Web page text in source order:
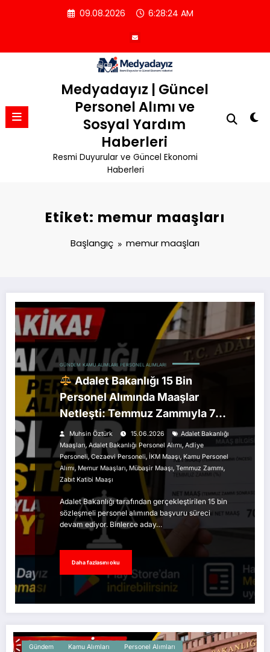
09.08.2026 6:28:24 AM
Medyadayız | Güncel
Personel Alımı ve
Sosyal Yardım
Haberleri
Resmi Duyurular ve Güncel Ekonomi
Haberleri
Etiket: memur maaşları
Başlangıç memur maaşları
GÜNDEM KAMU ALIMLARI PERSONEL ALIMLARI
Adalet Bakanlığı 15 Bin
Personel Alımında Maaşlar
Netleşti: Temmuz Zammıyla 70
Bin TL’yi Aşacak
Muhsin Öztürk 15.06.2026
Adalet Bakanlığı
Maaşları, Adalet Bakanlığı Personel Alımı, Adliye
Personeli,Cezaevi Personeli, İKM Maaşı,Kamu Personel
Alımı, Memur Maaşları, Mübaşir Maaşı, Temmuz Zammı,
Zabıt Katibi Maaşı
Adalet Bakanlığı tarafından gerçekleştirilen 15 bin
sözleşmeli personel alımında başvuru süreci
devam ediyor. Binlerce aday…
Daha fazlasını oku
Gündem Kamu Alımları Personel Alımları